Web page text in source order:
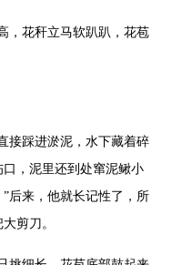
，花秆立马软趴趴，花苞
接踩进淤泥，水下藏着碎
，泥里还到处窜泥鳅小
后来，他就长记性了，所
剪刀。